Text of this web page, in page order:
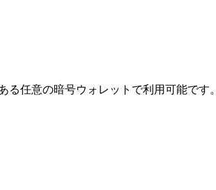
任意の暗号ウォレットで利用可能です。